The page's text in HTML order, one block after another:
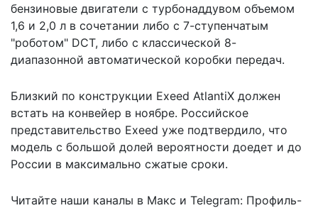
бензиновые двигатели с турбонаддувом объемом
1,6 и 2,0 л в сочетании либо с 7-ступенчатым
"роботом" DCT, либо с классической 8-
диапазонной автоматической коробки передач.
Близкий по конструкции Exeed AtlantiX должен
встать на конвейер в ноябре. Российское
представительство Exeed уже подтвердило, что
модель с большой долей вероятности доедет и до
России в максимально сжатые сроки.
Читайте наши каналы в Макс и Telegram: Профиль-